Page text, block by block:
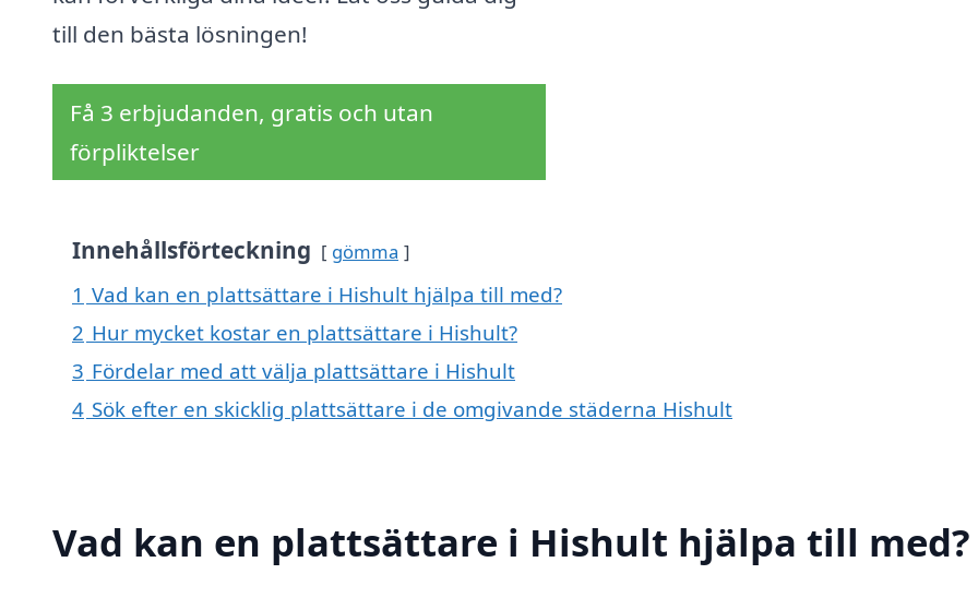
till den bästa lösningen!
Få 3 erbjudanden, gratis och utan
förpliktelser
Innehållsförteckning gömma
1 Vad kan en plattsättare i Hishult hjälpa till med?
2 Hur mycket kostar en plattsättare i Hishult?
3 Fördelar med att välja plattsättare i Hishult
4 Sök efter en skicklig plattsättare i de omgivande städerna Hishult
Vad kan en plattsättare i Hishult hjälpa till med?